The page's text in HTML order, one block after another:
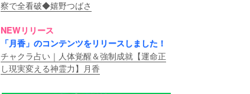
察で全看破◆嬉野つばさ
NEWリリース
「月香」のコンテンツをリリースしました！
チャクラ占い｜人体覚醒＆強制成就【運命正
し現実変える神霊力】月香